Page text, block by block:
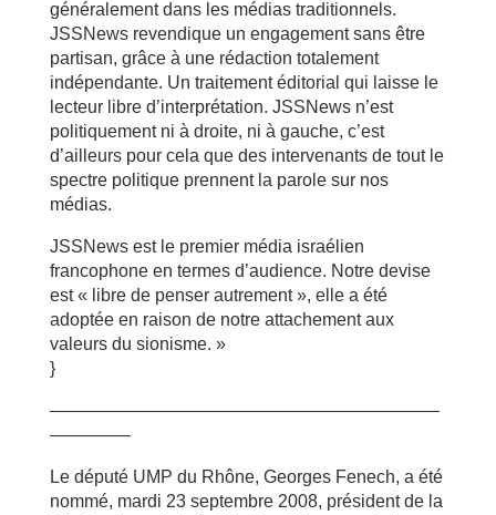
généralement dans les médias traditionnels.
JSSNews revendique un engagement sans être
partisan, grâce à une rédaction totalement
indépendante. Un traitement éditorial qui laisse le
lecteur libre d’interprétation. JSSNews n’est
politiquement ni à droite, ni à gauche, c’est
d’ailleurs pour cela que des intervenants de tout le
spectre politique prennent la parole sur nos
médias.
JSSNews est le premier média israélien
francophone en termes d’audience. Notre devise
est « libre de penser autrement », elle a été
adoptée en raison de notre attachement aux
valeurs du sionisme. »
}
——————————————————————
————–
Le député UMP du Rhône, Georges Fenech, a été
nommé, mardi 23 septembre 2008, président de la